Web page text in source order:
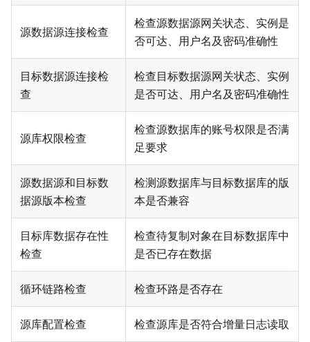
源数据源连接检查
检查源数据源网关状态、实例是
否可达、用户名及密码准确性
目标数据源连接检
查
检查目标数据源网关状态、实例
是否可达、用户名及密码准确性
源库权限检查
检查源数据库的账号权限是否满
足要求
源数据源和目标数
据源版本检查
检测源数据库与目标数据库的版
本是否兼容
目标库数据存在性
检查
检查待复制对象在目标数据库中
是否已存在数据
循环链路检查 检查环路是否存在
源库配置检查 检查源库是否符合增量日志读取